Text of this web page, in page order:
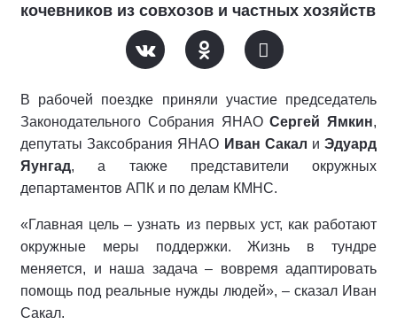
кочевников из совхозов и частных хозяйств
В рабочей поездке приняли участие председатель
Законодательного Собрания ЯНАОСергей Ямкин,
депутаты Заксобрания ЯНАО Иван Сакал иЭдуард
Яунгад, а также представители окружных
департаментов АПК и по делам КМНС.
«Главная цель – узнать из первых уст, как работают
окружные меры поддержки. Жизнь в тундре
меняется, и наша задача – вовремя адаптировать
помощь под реальные нужды людей», – сказал Иван
Сакал.